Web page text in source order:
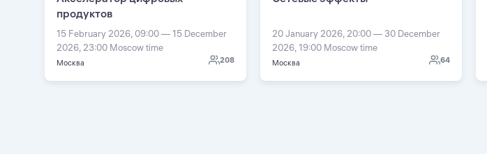
продуктов
15 February 2026, 09:00 — 15 December
2026, 23:00 Moscow time
Москва 208
20 January 2026, 20:00 — 30 December
2026, 19:00 Moscow time
Москва 64